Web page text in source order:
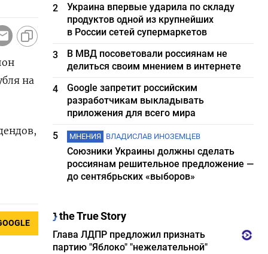
на
2
Украина впервые ударила по складу
продуктов одной из крупнейших
в России сетей супермаркетов
3
В МВД посоветовали россиянам не
делиться своим мнением в интернете
4
Google запретит российским
разработчикам выкладывать
приложения для всего мира
5
МНЕНИЯ ВЛАДИСЛАВ ИНОЗЕМЦЕВ
Союзники Украины должны сделать
россиянам решительное предложение —
до сентябрьских «выборов»